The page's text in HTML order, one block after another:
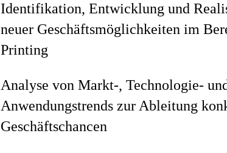
Identifikation, Entwicklung und
neuer Geschäftsmöglichkeiten im
Printing
Analyse von Markt-, Technologie-
Anwendungstrends zur Ableitung
Geschäftschancen